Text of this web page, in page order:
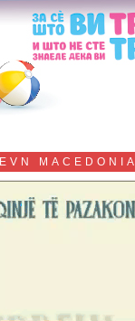
EVN MACEDONIA